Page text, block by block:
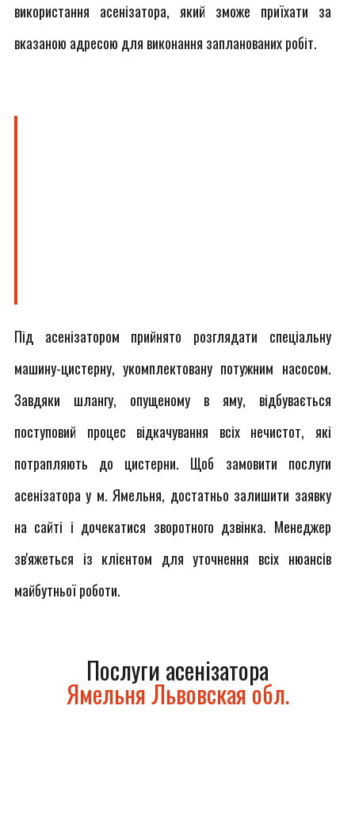
використання асенізатора, який зможе приїхати за
вказаною адресою для виконання запланованих робіт.
Під асенізатором прийнято розглядати спеціальну
машину-цистерну, укомплектовану потужним насосом.
Завдяки шлангу, опущеному в яму, відбувається
поступовий процес відкачування всіх нечистот, які
потрапляють до цистерни. Щоб замовити послуги
асенізатора у м. Ямельня, достатньо залишити заявку
на сайті і дочекатися зворотного дзвінка. Менеджер
зв'яжеться із клієнтом для уточнення всіх нюансів
майбутньої роботи.
Послуги асенізатора
Ямельня Львовская обл.